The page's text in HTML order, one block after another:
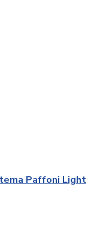
Paffoni Light